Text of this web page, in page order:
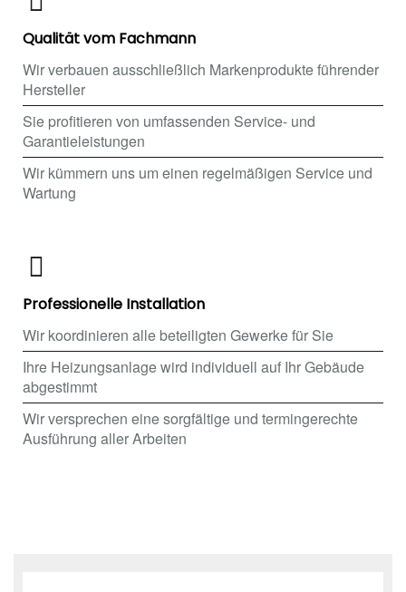
Qualität vom Fachmann
Wir verbauen ausschließlich Markenprodukte führender
Hersteller
Sie profitieren von umfassenden Service- und
Garantieleistungen
Wir kümmern uns um einen regelmäßigen Service und
Wartung
Professionelle Installation
Wir koordinieren alle beteiligten Gewerke für Sie
Ihre Heizungsanlage wird individuell auf Ihr Gebäude
abgestimmt
Wir versprechen eine sorgfältige und termingerechte
Ausführung aller Arbeiten